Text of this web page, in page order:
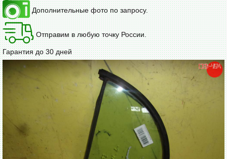
Дополнительные фото по запросу.
Отправим в любую точку России.
Гарантия до 30 дней